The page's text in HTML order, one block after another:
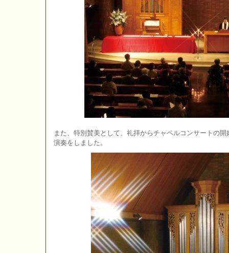
また、特別賛美として、礼拝からチャペルコンサートの
演奏をしました。